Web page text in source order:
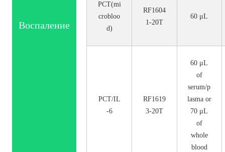
Воспаление
PCT(mi
crobloo
d)
RF1604
1-20T
60 μL
PCT/IL
-6
RF1619
3-20T
60 μL
of
serum/p
lasma or
70 μL
of
whole
blood